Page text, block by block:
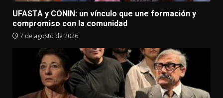
UFASTA y CONIN: un vínculo que une formación y
compromiso con la comunidad
7 de agosto de 2026